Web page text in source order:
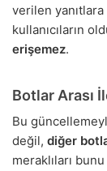
verilen
kullanıcıların
erişemez.
Botlar Arası
Bu
değil, diğer
meraklıları